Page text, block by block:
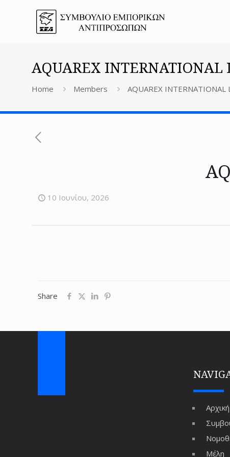
AQUAREX INTERNATIONAL
Home Members AQUAREX INTERNATIONAL
10 Ιουνίου, 2026
Share
Αρχική
Μέλη